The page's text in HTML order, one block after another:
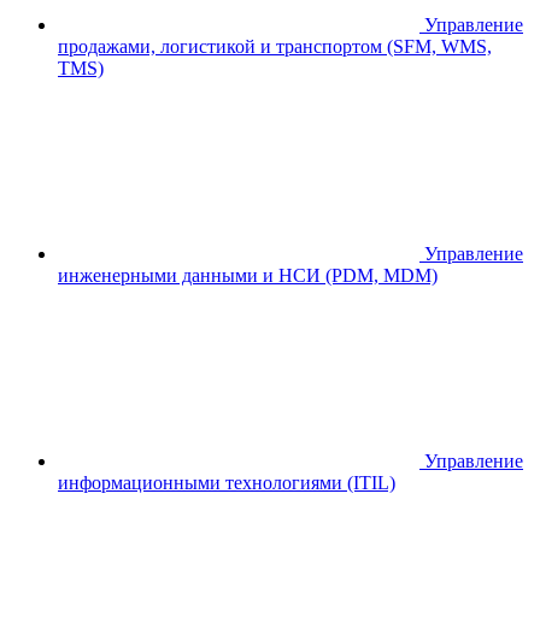
Управление
продажами, логистикой и транспортом (SFM, WMS,
TMS)
Управление
инженерными данными и НСИ (PDM, MDM)
Управление
информационными технологиями (ITIL)